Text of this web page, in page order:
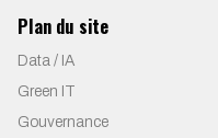
Plan du site
Data / IA
Green IT
Gouvernance